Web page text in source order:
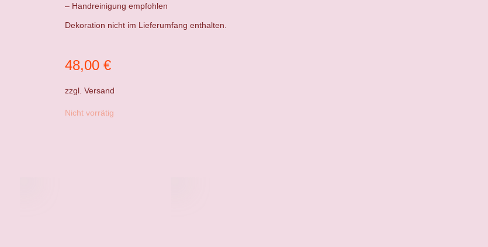
zzgl.Versand
48,00€
Nicht vorrätig
– Handreinigung empfohlen
Dekoration nicht im Lieferumfang enthalten.